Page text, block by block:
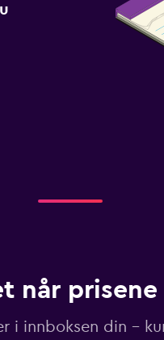
når
i innboksen din –